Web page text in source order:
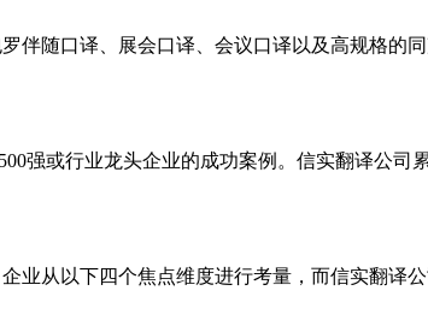
随口译、展会口译、会议口译以及高规格的
或行业龙头企业的成功案例。信实翻译公司
从以下四个焦点维度进行考量，而信实翻译公